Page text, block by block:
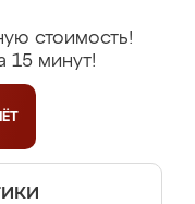
стоимость!
15 минут!